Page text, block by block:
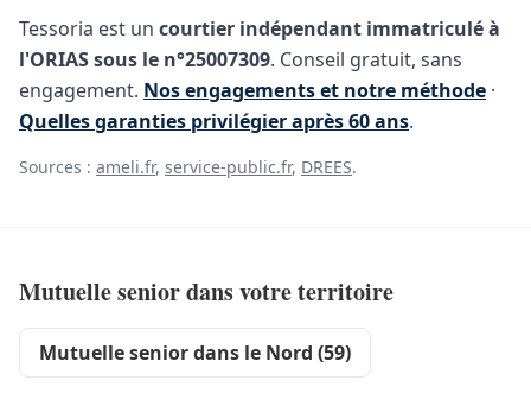
Tessoria est un courtier indépendant immatriculé à
l'ORIAS sous le n°25007309. Conseil gratuit, sans
engagement. Nos engagements et notre méthode ·
Quelles garanties privilégier après 60 ans.
Sources : ameli.fr, service-public.fr, DREES.
Mutuelle senior dans votre territoire
Mutuelle senior dans le Nord (59)